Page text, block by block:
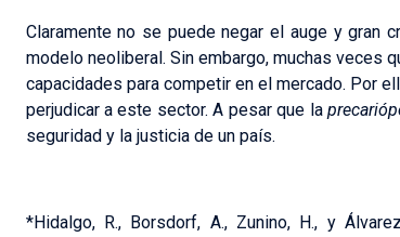
Claramente no se puede negar el auge y gran
modelo neoliberal. Sin embargo, muchas veces
capacidades para competir en el mercado. Por
perjudicar a este sector. A pesar que la
seguridad y la justicia de un país.
*Hidalgo, R., Borsdorf, A., Zunino, H., y